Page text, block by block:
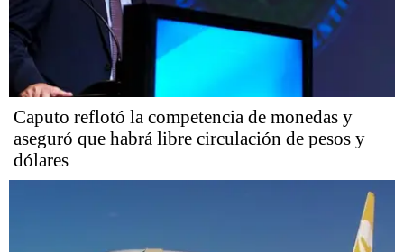
Caputo reflotó la competencia de monedas y
aseguró que habrá libre circulación de pesos y
dólares